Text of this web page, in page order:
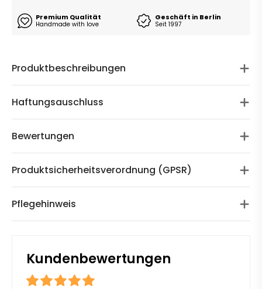
Premium Qualität
Handmade with love
Geschäft in Berlin
Seit 1997
Produktbeschreibungen
Haftungsauschluss
Bewertungen
Produktsicherheitsverordnung (GPSR)
Pflegehinweis
Kundenbewertungen